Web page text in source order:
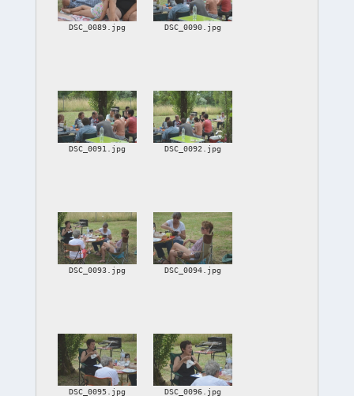
DSC_0089.jpg DSC_0090.jpg
DSC_0091.jpg DSC_0092.jpg
DSC_0093.jpg DSC_0094.jpg
DSC_0095.jpg DSC_0096.jpg